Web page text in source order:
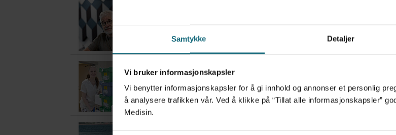
Samtykke Detaljer
Vi bruker informasjonskapsler
Vi benytter informasjonskapsler for å gi innhold og annonser et personlig
å analysere trafikken vår. Ved å klikke på “Tillat alle informasjonskapsler”
Medisin.
4 dager siden